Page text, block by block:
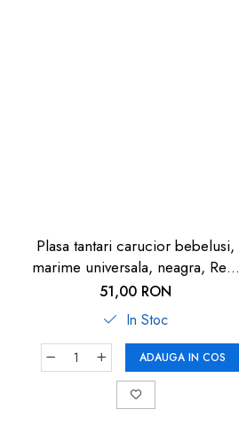
Plasa tantari carucior bebelusi,
marime universala, neagra, Reer
BiteSafe
51,00 RON
In Stoc
ADAUGA IN COS